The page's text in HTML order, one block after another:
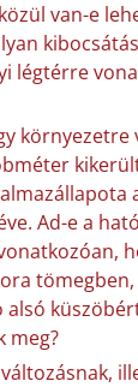
van-e
légtérre
környezetre
Ad-e a
meg?